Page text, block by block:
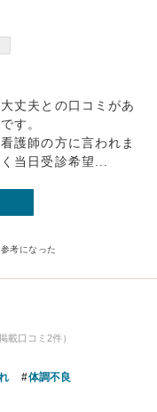
丈夫との口コミがあ
す。
護師の方に言われま
当日受診希望...
考になった
載口コミ2件）
体調不良